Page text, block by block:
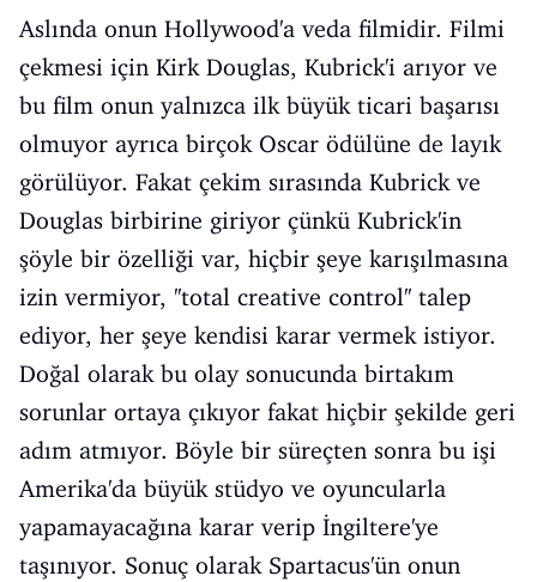
Aslında onun Hollywood'a veda filmidir. Filmi
çekmesi için Kirk Douglas, Kubrick'i arıyor ve
bu film onun yalnızca ilk büyük ticari başarısı
olmuyor ayrıca birçok Oscar ödülüne de layık
görülüyor. Fakat çekim sırasında Kubrick ve
Douglas birbirine giriyor çünkü Kubrick'in
şöyle bir özelliği var, hiçbir şeye karışılmasına
izin vermiyor, ''total creative control'' talep
ediyor, her şeye kendisi karar vermek istiyor.
Doğal olarak bu olay sonucunda birtakım
sorunlar ortaya çıkıyor fakat hiçbir şekilde geri
adım atmıyor. Böyle bir süreçten sonra bu işi
Amerika'da büyük stüdyo ve oyuncularla
yapamayacağına karar verip İngiltere'ye
taşınıyor. Sonuç olarak Spartacus'ün onun